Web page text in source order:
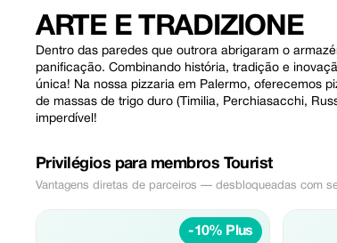
ARTE E TRADIZIONE
Dentro das paredes que outrora abrigaram o
panificação. Combinando história, tradição e
única! Na nossa pizzaria em Palermo, oferecemos
de massas de trigo duro (Timilia, Perchiasacchi,
imperdível!
Privilégios para membros Tourist
Vantagens diretas de parceiros — desbloqueadas com
-10% Plus